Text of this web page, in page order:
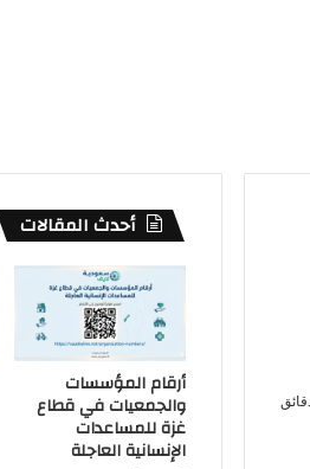
أحدث المقالات
أرقام المؤسسات
والجمعيات في قطاع
غزة للمساعدات
الإنسانية العاجلة